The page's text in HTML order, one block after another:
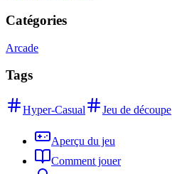
Catégories
Arcade
Tags
Hyper-Casual Jeu de découpe
Aperçu du jeu
Comment jouer